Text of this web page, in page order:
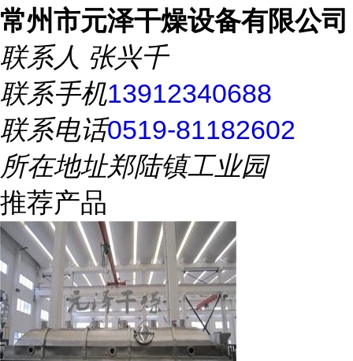
常州市元泽干燥设备有限公司
联系人 张兴千
联系手机13912340688
联系电话0519-81182602
所在地址郑陆镇工业园
推荐产品